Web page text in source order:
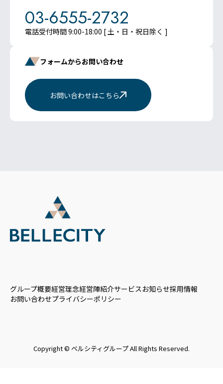
03-6555-2732
電話受付時間 9:00-18:00 [ 土・日・祝日除く ]
フォームからお問い合わせ
お問い合わせはこちら
グループ概要経営理念経営陣紹介サービスお知らせ採用情報
お問い合わせプライバシーポリシー
Copyright © ベルシティグループ All Rights Reserved.